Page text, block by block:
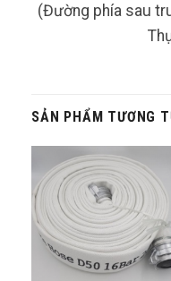
(Đường phía sau
SẢN PHẨM TƯƠNG